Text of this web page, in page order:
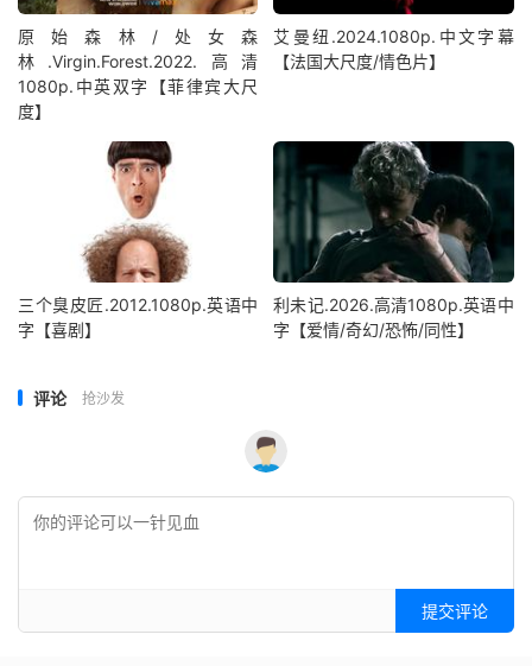
原始森林/处女森
林.Virgin.Forest.2022.高清
1080p.中英双字【菲律宾大尺
度】
艾曼纽.2024.1080p.中文字幕
【法国大尺度/情色片】
三个臭皮匠.2012.1080p.英语中
字【喜剧】
利未记.2026.高清1080p.英语中
字【爱情/奇幻/恐怖/同性】
评论 抢沙发
提交评论